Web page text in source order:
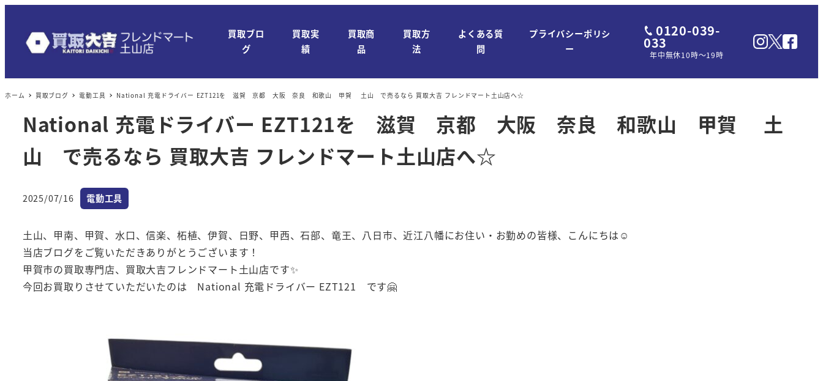
ン
テ
買取ブロ
グ
買取実
績
買取商
品
買取方
法
よくある質
問
プライバシーポリシ
ー
0120-039-
033
年中無休10時～19時
ホーム 買取ブログ 電動工具 National 充電ドライバー EZT121を 滋賀 京都 大阪 奈良 和歌山 甲賀 土山 で売るなら 買取大吉 フレンドマート土山店へ☆
National 充電ドライバー EZT121を 滋賀 京都 大阪 奈良 和歌山 甲賀 土
山 で売るなら 買取大吉 フレンドマート土山店へ☆
投稿日
2025/07/16 カテゴリー
電動工具
土山、甲南、甲賀、水口、信楽、柘植、伊賀、日野、甲西、石部、竜王、八日市、近江八幡にお住い・お勤めの皆様、こんにちは☺
当店ブログをご覧いただきありがとうございます！
甲賀市の買取専門店、買取大吉フレンドマート土山店です✨
今回お買取りさせていただいたのは National 充電ドライバー EZT121 です🤗